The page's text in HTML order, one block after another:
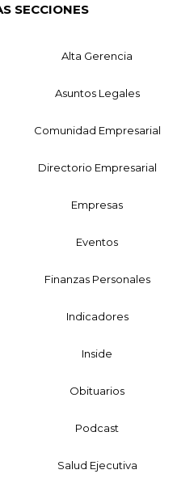
SECCIONES
Alta Gerencia
Asuntos Legales
Comunidad Empresarial
Directorio Empresarial
Empresas
Eventos
Finanzas Personales
Indicadores
Inside
Obituarios
Podcast
Salud Ejecutiva